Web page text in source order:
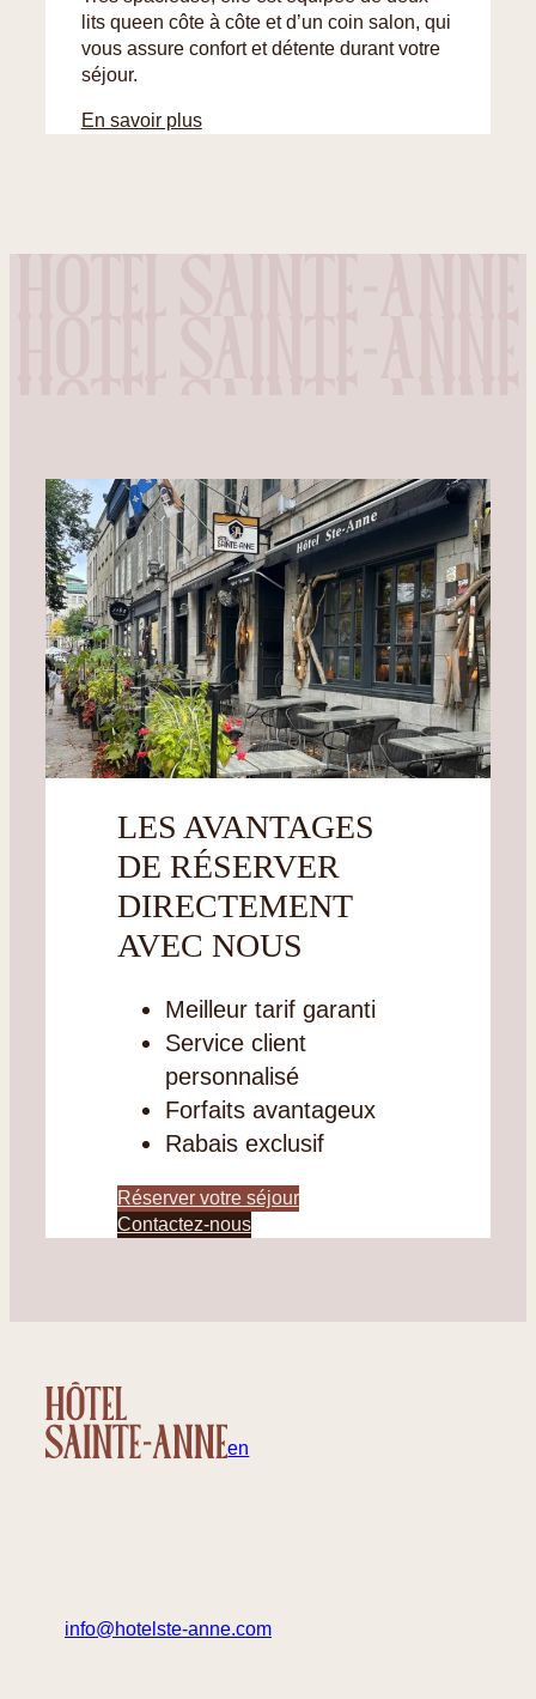
lits queen côte à côte et d’un coin salon, qui
vous assure confort et détente durant votre
séjour.
En savoir plus
LES AVANTAGES
DE RÉSERVER
DIRECTEMENT
AVEC NOUS
Meilleur tarif garanti
Service client
personnalisé
Forfaits avantageux
Rabais exclusif
Réserver votre séjour
Contactez-nous
en
info@hotelste-anne.com